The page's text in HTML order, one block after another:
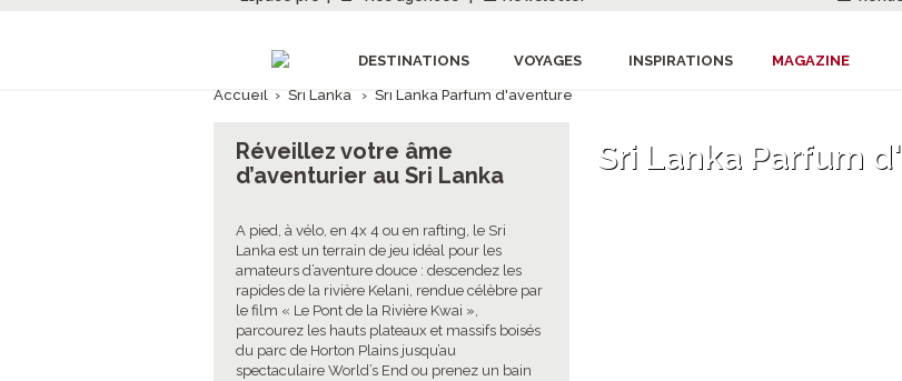
DESTINATIONS VOYAGES INSPIRATIONS MAGAZINE
Accueil › Sri Lanka › Sri Lanka Parfum d'aventure
Sri Lanka Parfum
Réveillez votre âme
d’aventurier au Sri Lanka
A pied, à vélo, en 4x 4 ou en rafting, le Sri
Lanka est un terrain de jeu idéal pour les
amateurs d’aventure douce : descendez les
rapides de la rivière Kelani, rendue célèbre par
le film « Le Pont de la Rivière Kwai »,
parcourez les hauts plateaux et massifs boisés
du parc de Horton Plains jusqu’au
spectaculaire World’s End ou prenez un bain